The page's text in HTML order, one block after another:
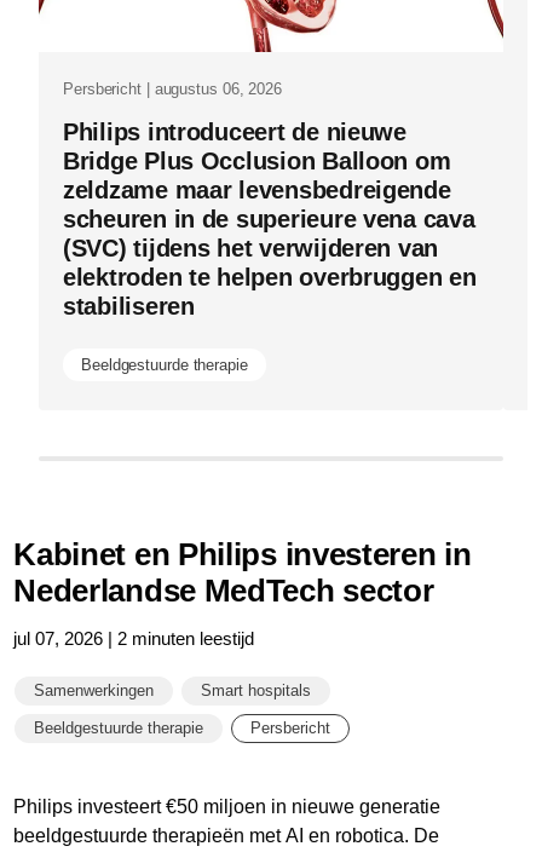
Persbericht | augustus 06, 2026
Philips introduceert de nieuwe
Bridge Plus Occlusion Balloon om
zeldzame maar levensbedreigende
scheuren in de superieure vena cava
(SVC) tijdens het verwijderen van
elektroden te helpen overbruggen en
stabiliseren
Beeldgestuurde therapie
Kabinet en Philips investeren in
Nederlandse MedTech sector
jul 07, 2026 | 2 minuten leestijd
Samenwerkingen Smart hospitals
Beeldgestuurde therapie Persbericht
Philips investeert €50 miljoen in nieuwe generatie
beeldgestuurde therapieën met AI en robotica. De